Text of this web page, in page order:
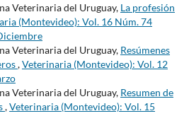
Veterinaria del Uruguay, La profesión
(Montevideo): Vol. 16 Núm. 74
Veterinaria del Uruguay, Resúmenes
,Veterinaria (Montevideo): Vol. 12
Veterinaria del Uruguay, Resumen de
,Veterinaria (Montevideo): Vol. 15